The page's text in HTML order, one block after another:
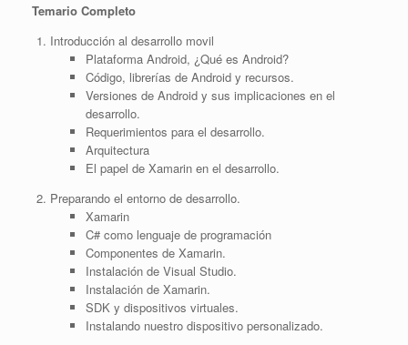
Temario Completo
Introducción al desarrollo movil
Plataforma Android, ¿Qué es Android?
Código, librerías de Android y recursos.
Versiones de Android y sus implicaciones en el
desarrollo.
Requerimientos para el desarrollo.
Arquitectura
El papel de Xamarin en el desarrollo.
Preparando el entorno de desarrollo.
Xamarin
C# como lenguaje de programación
Componentes de Xamarin.
Instalación de Visual Studio.
Instalación de Xamarin.
SDK y dispositivos virtuales.
Instalando nuestro dispositivo personalizado.